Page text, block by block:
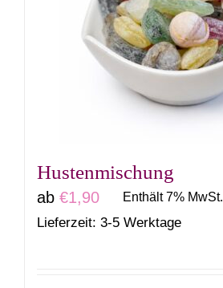
Die
Optionen
können
auf
der
werden
Hustenmischung
ab €1,90 Enthält 7% MwSt.
Lieferzeit: 3-5 Werktage